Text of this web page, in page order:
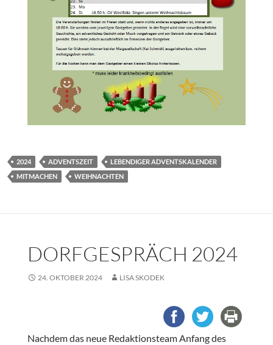
2024 ADVENTSZEIT
LEBENDIGER ADVENTSKALENDER
MITMACHEN
WEIHNACHTEN
DORFGESPRÄCH 2024
24. OKTOBER 2024 LISA SKODEK
Nachdem das neue Redaktionsteam Anfang des